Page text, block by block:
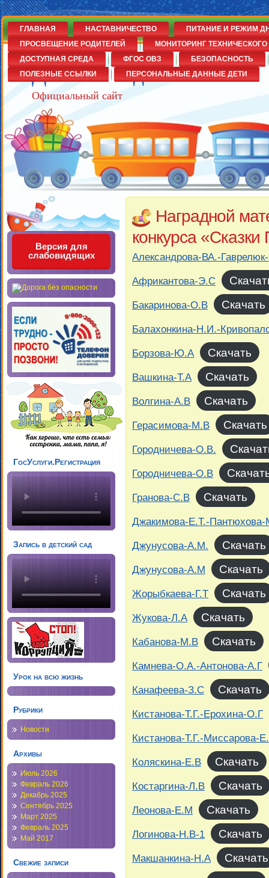
Детский сад№14
Официальный сайт
ГЛАВНАЯ НАСТАВНИЧЕСТВО
ПИТАНИЕ И РЕЖИМ
ПРОСВЕЩЕНИЕ РОДИТЕЛЕЙ
МОНИТОРИНГ
ДОСТУПНАЯ СРЕДА
ФГОС ОВЗ
БЕЗОПАСНОСТЬ
ПОЛЕЗНЫЕ ССЫЛКИ
ПЕРСОНАЛЬНЫЕ ДАННЫЕ ДЕТИ
Версия для
слабовидящих
ГосУслуги.Регистрация
Запись в детский сад
Урок на всю жизнь
Рубрики
Новости
Архивы
Июль 2026
Февраль 2026
Декабрь 2025
Сентябрь 2025
Март 2025
Февраль 2025
Май 2017
Свежие записи
Наградной
конкурса
Александрова-ВА.-
Африкантова-Э.С
Бакаринова-О.В Скачать
Балахонкина-Н.И.-
Борзова-Ю.А
Скачать
Вашкина-Т.А Скачать
Волгина-А.В Скачать
Герасимова-М.В Скачать
Городничева-О.В.
Городничева-О.В
Гранова-С.В Скачать
Джакимова-Е.Т.-
Джунусова-А.М.
Скачать
Джунусова-А.М Скачать
Жорыбкаева-Г.Т Скачать
Жукова-Л.А Скачать
Кабанова-М.В Скачать
Камнева-О.А.-Антонова-А.Г
Канафеева-З.С
Скачать
Кистанова-Т.Г.-Ерохина-О.Г
Кистанова-Т.Г.-Миссарова-
Коляскина-Е.В
Скачать
Костаргина-Л.В Скачать
Леонова-Е.М Скачать
Логинова-Н.В-1 Скачать
Макшанкина-Н.А Скачать